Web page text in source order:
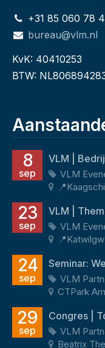
+31 85 060 78
bureau@vlm.nl
KvK: 40410253
BTW:
8
sep
VLM |
VLM
23
sep
VLM |
VLM
24
sep
VLM
CTPark
29
sep
Congres |
VLM
Beatrix